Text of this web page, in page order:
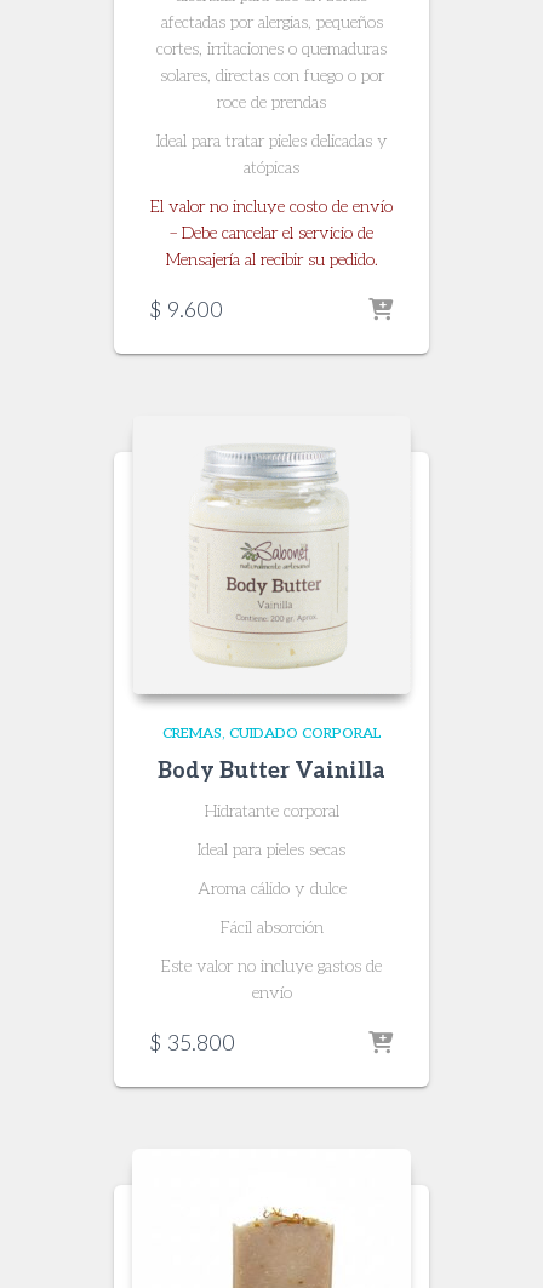
afectadas por alergias, pequeños
cortes, irritaciones o quemaduras
solares, directas con fuego o por
roce de prendas
Ideal para tratar pieles delicadas y
atópicas
El valor no incluye costo de envío
– Debe cancelar el servicio de
Mensajería al recibir su pedido.
$ 9.600
CREMAS CUIDADO CORPORAL
Body Butter Vainilla
Hidratante corporal
Ideal para pieles secas
Aroma cálido y dulce
Fácil absorción
Este valor no incluye gastos de
envío
$ 35.800